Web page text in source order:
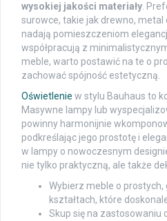
wysokiej jakości materiały.
surowce, takie jak drewno, metal
nadają pomieszczeniom
współpracują z
meble, warto postawić na te o
zachować spójność estetyczną.
Oświetlenie w stylu Bauhaus to
Masywne lampy lub
powinny harmonijnie
podkreślając jego prostotę i
w lampy o nowoczesnym
nie tylko praktyczną, ale także
Wybierz meble o
kształtach, które
Skup się na